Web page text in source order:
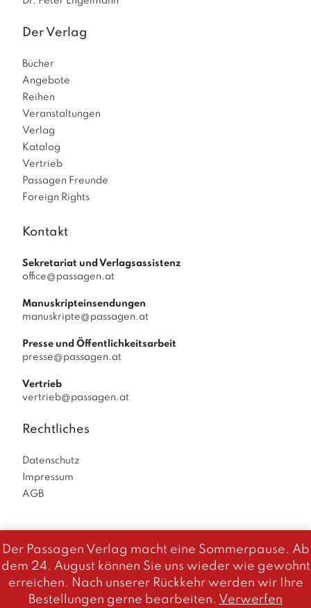
Der Verlag
Bücher
Angebote
Reihen
Veranstaltungen
Verlag
Katalog
Vertrieb
Passagen Freunde
Foreign Rights
Kontakt
Sekretariat und Verlagsassistenz
office@passagen.at
Manuskripteinsendungen
manuskripte@passagen.at
Presse und Öffentlichkeitsarbeit
presse@passagen.at
Vertrieb
vertrieb@passagen.at
Rechtliches
Datenschutz
Impressum
AGB
Passagen Verlag © 2026 | powered byAllegro
Solutions |
Der Passagen Verlag macht eine Sommerpause. Ab
dem 24. August können Sie uns wieder wie gewohnt
erreichen. Nach unserer Rückkehr werden wir Ihre
Bestellungen gerne bearbeiten. Verwerfen
Diese Website benutzt Cookies. Wenn du die Website weiter
nutzt, gehen wir von deinem Einverständnis aus.
OK